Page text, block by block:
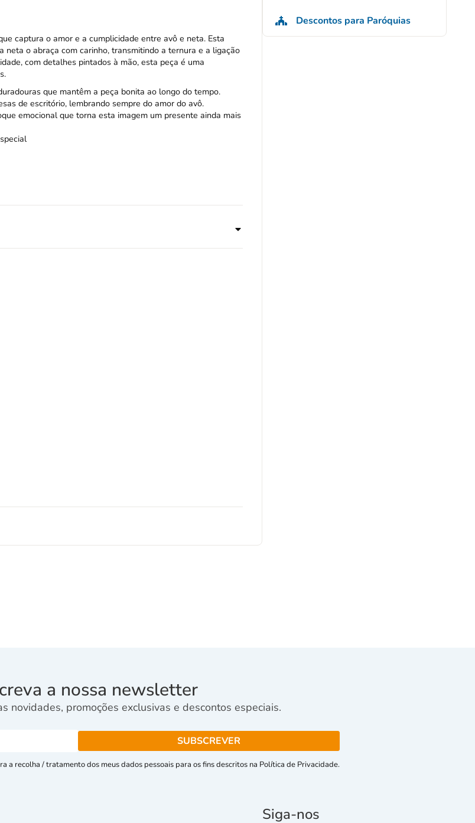
captura o amor e a cumplicidade entre avô e neta. Esta
o abraça com carinho, transmitindo a ternura e a ligação
com detalhes pintados à mão, esta peça é uma
que mantêm a peça bonita ao longo do tempo.
de escritório, lembrando sempre do amor do avô.
emocional que torna esta imagem um presente ainda mais
Descontos para Paróquias
a nossa newsletter
novidades, promoções exclusivas e descontos especiais.
a recolha / tratamento dos meus dados pessoais para os fins descritos na Política de Privacidade.
Siga-nos